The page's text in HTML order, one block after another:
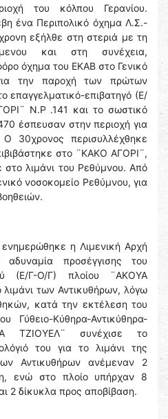
του κόλπου Γερανίου.
ένα Περιπολικό όχημα Λ.Σ.-
εξήλθε στη στεριά με τη
και στη συνέχεια,
όχημα του ΕΚΑΒ στο Γενικό
την παροχή των πρώτων
επαγγελματικό-επιβατηγό (Ε/
Ν.Ρ .141 και το σωστικό
έσπευσαν στην περιοχή για
30χρονος περισυλλέχθηκε
στο ¨ΚΑΚΟ ΑΓΟΡΙ¨,
λιμάνι του Ρεθύμνου. Από
νοσοκομείο Ρεθύμνου, για
η Λιμενική Αρχή
προσέγγισης του
(Ε/Γ-Ο/Γ) πλοίου ¨ΑΚΟΥΑ
των Αντικυθήρων, λόγω
κατά την εκτέλεση του
Γύθειο-Κύθηρα-Αντικύθηρα-
ΤΖΙΟΥΕΛ¨ συνέχισε το
του για το λιμάνι της
Αντικυθήρων ανέμεναν 2
ενώ στο πλοίο υπήρχαν 8
2 δίκυκλα προς αποβίβαση.